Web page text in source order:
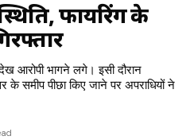
फायरिंग के
आरोपी भागने लगे। इसी दौरान
के समीप पीछा किए जाने पर अपराधियों ने